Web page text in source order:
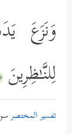
وَنَزَعَ
لِلنَّـٰظِرِینَ
تفسير المختصر